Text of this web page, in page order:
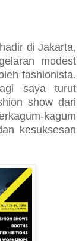
di Jakarta,
modest
fashionista.
saya turut
show dari
kagum
kesuksesan